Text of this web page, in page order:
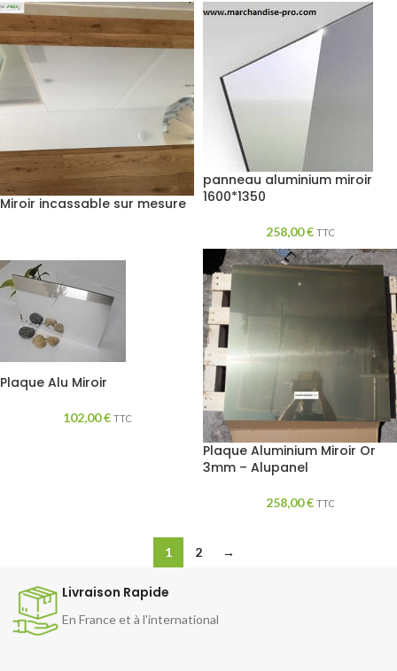
Miroir incassable sur mesure
panneau aluminium miroir
1600*1350
258,00€ TTC
Plaque Alu Miroir
102,00€ TTC
Plaque Aluminium Miroir Or
3mm – Alupanel
258,00€ TTC
1 2 →
Livraison Rapide
En France et à l'international